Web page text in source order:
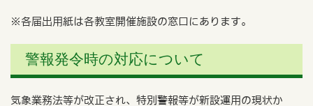
※各届出用紙は各教室開催施設の窓口にあります。
警報発令時の対応について
気象業務法等が改正され、特別警報等が新設運用の現状か